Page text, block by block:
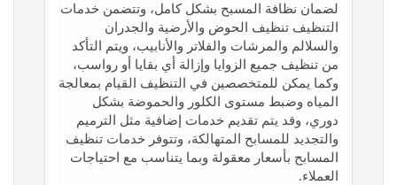
لضمان نظافة المسبح بشكل كامل، وتتضمن خدمات
التنظيف تنظيف الحوض والأرضية والجدران
والسلالم والمرشات والفلاتر والأنابيب، ويتم التأكد
من تنظيف جميع الزوايا وإزالة أي بقايا أو رواسب،
وكما يمكن للمتخصصين في التنظيف القيام بمعالجة
المياه وضبط مستوى الكلور والحموضة بشكل
دوري، وقد يتم تقديم خدمات إضافية مثل الترميم
والتجديد للمسابح المتهالكة، وتتوفر خدمات تنظيف
المسابح بأسعار معقولة وبما يتناسب مع احتياجات
العملاء.